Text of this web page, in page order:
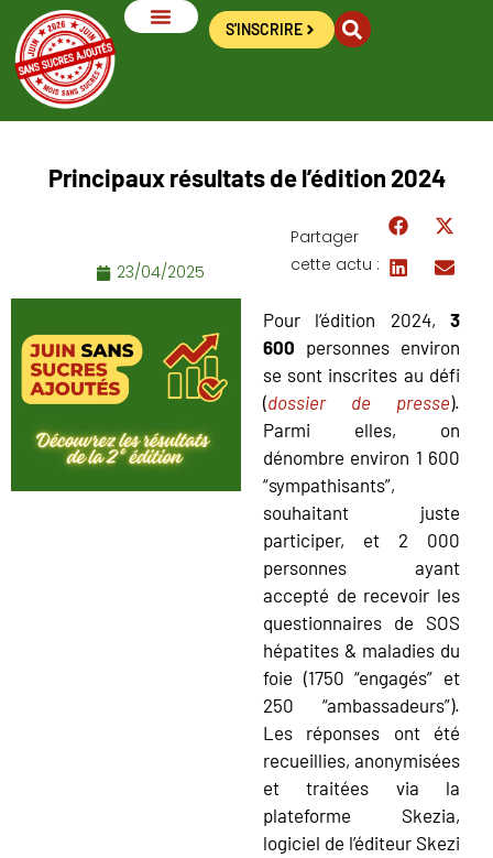
S'INSCRIRE
Principaux résultats de l’édition 2024
23/04/2025
Partager
cette actu :
Pour l’édition 2024, 3
600 personnes environ
se sont inscrites au défi
(dossier de presse).
Parmi elles, on
dénombre environ 1 600
“sympathisants”,
souhaitant juste
participer, et 2 000
personnes ayant
accepté de recevoir les
questionnaires de SOS
hépatites & maladies du
foie (1750 “engagés” et
250 “ambassadeurs”).
Les réponses ont été
recueillies, anonymisées
et traitées via la
plateforme Skezia,
logiciel de l’éditeur Skezi